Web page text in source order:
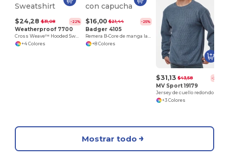
$24,28 $31,08 -22%
Weatherproof 7700
Cross Weave™ Hooded Sweatshirt
+4 Colores
$16,00 $21,44 -25%
Badger 4105
Remera B-Core de manga larga con capucha
+8 Colores
$31,13 $43,58 -29%
MV Sport 19179
+3 Colores
Mostrar todo